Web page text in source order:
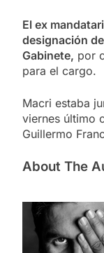
El ex
designación
Gabinete, por
para el cargo.
Macri estaba
viernes último
Guillermo
About The